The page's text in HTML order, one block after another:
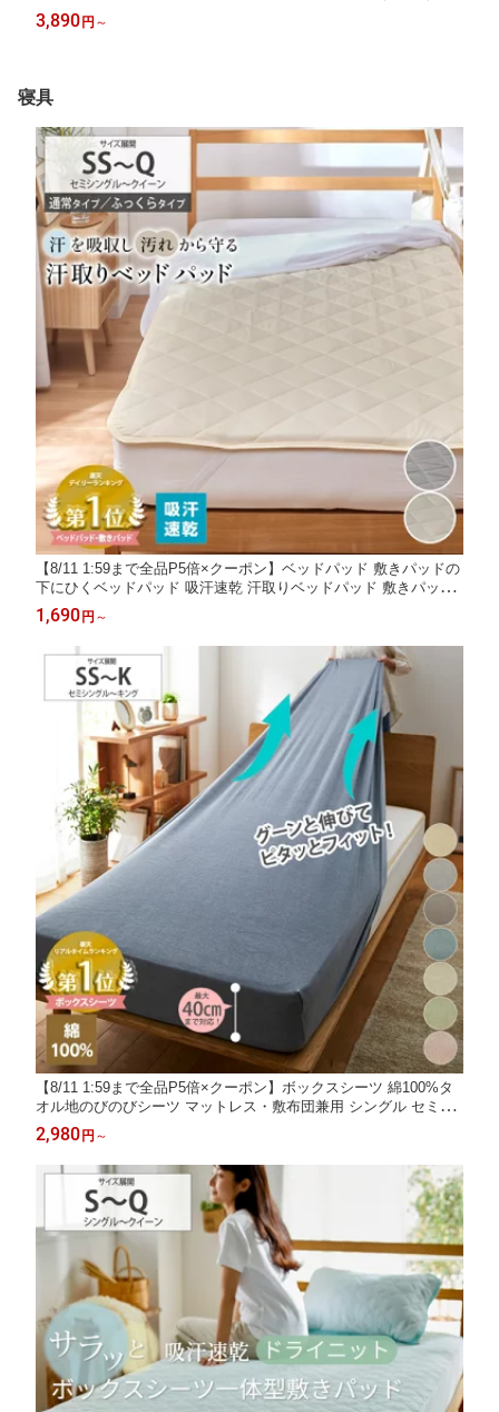
感 汚れ防止 洗える 簡単装着 無地 シンプル ニッセン nissen 座面
幅95cm 肘なし 座面幅145cm 肘あり
3,890 円 ～
寝具
【8/11 1:59まで全品P5倍×クーポン】ベッドパッド 敷きパッドの
下にひくベッドパッド 吸汗速乾 汗取りベッドパッド 敷きパッド
シングル 汗取りパッド 敷きパット 抗菌 防臭 丸洗いOK オールシ
ーズン 4隅ゴム付 寝汗 マットプロテクター 子供 ペット 介護 ニ
ッセン nissen
1,690 円 ～
【8/11 1:59まで全品P5倍×クーポン】ボックスシーツ 綿100%タ
オル地のびのびシーツ マットレス・敷布団兼用 シングル セミダ
ブル ダブル クイーン キング ベッドシーツ 伸びる 伸縮 子供 介護
ファミリー 新生活 ニッセン nissen
2,980 円 ～